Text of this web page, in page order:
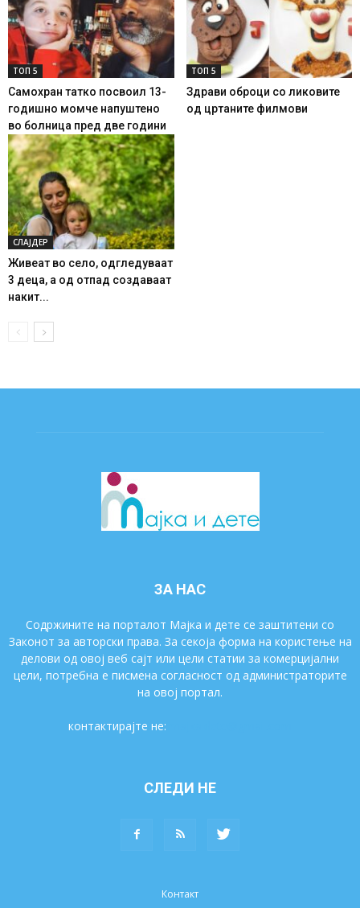
ТОП 5
Самохран татко посвоил 13-
годишно момче напуштено
во болница пред две години
ТОП 5
Здрави оброци со ликовите
од цртаните филмови
СЛАЈДЕР
Живеат во село, одгледуваат
3 деца, а од отпад создаваат
накит...
ЗА НАС
Содржините на порталот Мајка и дете се заштитени со
Законот за авторски права. За секоја форма на користење на
делови од овој веб сајт или цели статии за комерцијални
цели, потребна е писмена согласност од администраторите
на овој портал.
контактирајте не:
СЛЕДИ НЕ
Контакт